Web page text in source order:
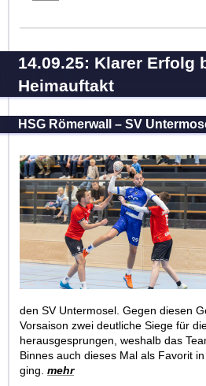
14.09.25: Klarer Erfolg
Heimauftakt
HSG Römerwall – SV
den SV Untermosel. Gegen diesen
Vorsaison zwei deutliche Siege für
herausgesprungen, weshalb das
Binnes auch dieses Mal als Favorit
ging. mehr